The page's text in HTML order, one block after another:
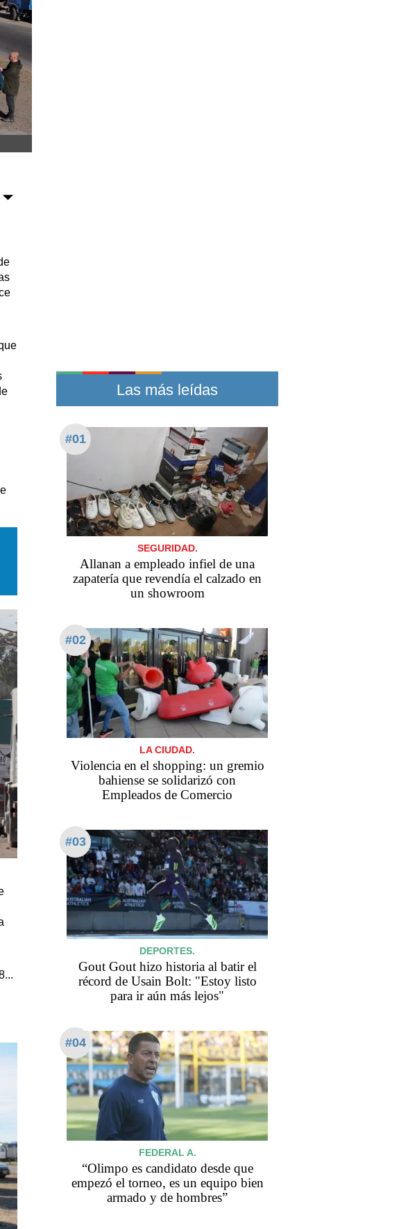
Las más leídas
#01
SEGURIDAD.
Allanan a empleado infiel de una
zapatería que revendía el calzado en
un showroom
#02
LA CIUDAD.
Violencia en el shopping: un gremio
bahiense se solidarizó con
Empleados de Comercio
#03
DEPORTES.
Gout Gout hizo historia al batir el
récord de Usain Bolt: "Estoy listo
para ir aún más lejos"
#04
FEDERAL A.
“Olimpo es candidato desde que
empezó el torneo, es un equipo bien
armado y de hombres”